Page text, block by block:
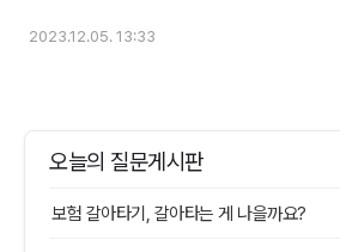
2023.12.05. 13:33
오늘의 질문게시판
보험 갈아타기, 갈아타는 게 나을까요?